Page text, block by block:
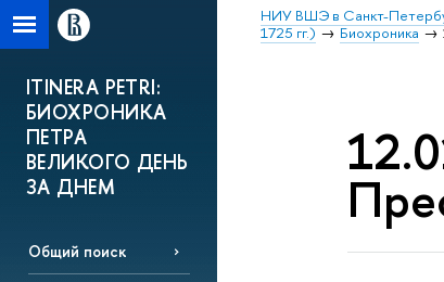
НИУ ВШЭ в Санкт-
1725 гг.)
Биохроника
ITINERA PETRI:
БИОХРОНИКА
ПЕТРА
ВЕЛИКОГО ДЕНЬ
ЗА ДНЕМ
Общий поиск